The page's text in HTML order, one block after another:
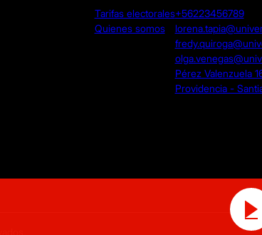
Tarifas electorales
Quienes somos
+56223456789
Pérez Valenzuela
Providencia -